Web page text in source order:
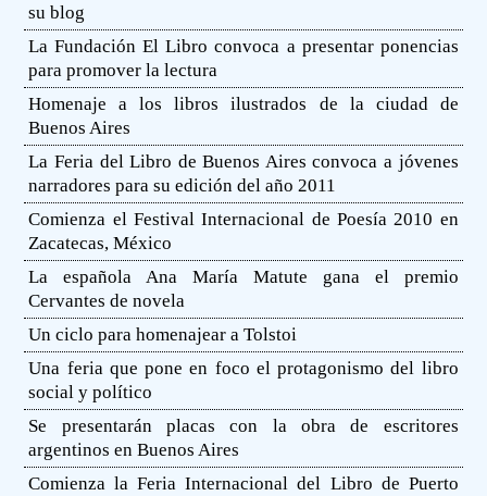
su blog
La Fundación El Libro convoca a presentar ponencias
para promover la lectura
Homenaje a los libros ilustrados de la ciudad de
Buenos Aires
La Feria del Libro de Buenos Aires convoca a jóvenes
narradores para su edición del año 2011
Comienza el Festival Internacional de Poesía 2010 en
Zacatecas, México
La española Ana María Matute gana el premio
Cervantes de novela
Un ciclo para homenajear a Tolstoi
Una feria que pone en foco el protagonismo del libro
social y político
Se presentarán placas con la obra de escritores
argentinos en Buenos Aires
Comienza la Feria Internacional del Libro de Puerto